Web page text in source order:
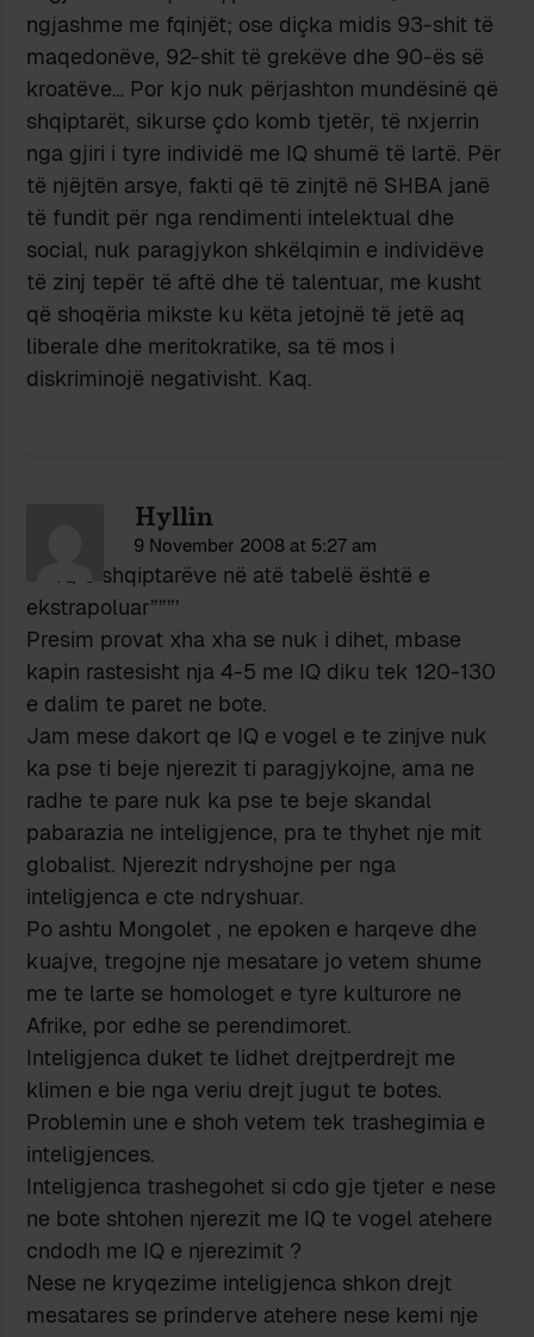
ngjashme me fqinjët; ose diçka midis 93-shit të
maqedonëve, 92-shit të grekëve dhe 90-ës së
kroatëve… Por kjo nuk përjashton mundësinë që
shqiptarët, sikurse çdo komb tjetër, të nxjerrin
nga gjiri i tyre individë me IQ shumë të lartë. Për
të njëjtën arsye, fakti që të zinjtë në SHBA janë
të fundit për nga rendimenti intelektual dhe
social, nuk paragjykon shkëlqimin e individëve
të zinj tepër të aftë dhe të talentuar, me kusht
që shoqëria mikste ku këta jetojnë të jetë aq
liberale dhe meritokratike, sa të mos i
diskriminojë negativisht. Kaq.
Hyllin
9 November 2008 at 5:27 am
”””’IQ e shqiptarëve në atë tabelë është e
ekstrapoluar”””’
Presim provat xha xha se nuk i dihet, mbase
kapin rastesisht nja 4-5 me IQ diku tek 120-130
e dalim te paret ne bote.
Jam mese dakort qe IQ e vogel e te zinjve nuk
ka pse ti beje njerezit ti paragjykojne, ama ne
radhe te pare nuk ka pse te beje skandal
pabarazia ne inteligjence, pra te thyhet nje mit
globalist. Njerezit ndryshojne per nga
inteligjenca e cte ndryshuar.
Po ashtu Mongolet , ne epoken e harqeve dhe
kuajve, tregojne nje mesatare jo vetem shume
me te larte se homologet e tyre kulturore ne
Afrike, por edhe se perendimoret.
Inteligjenca duket te lidhet drejtperdrejt me
klimen e bie nga veriu drejt jugut te botes.
Problemin une e shoh vetem tek trashegimia e
inteligjences.
Inteligjenca trashegohet si cdo gje tjeter e nese
ne bote shtohen njerezit me IQ te vogel atehere
cndodh me IQ e njerezimit ?
Nese ne kryqezime inteligjenca shkon drejt
mesatares se prinderve atehere nese kemi nje